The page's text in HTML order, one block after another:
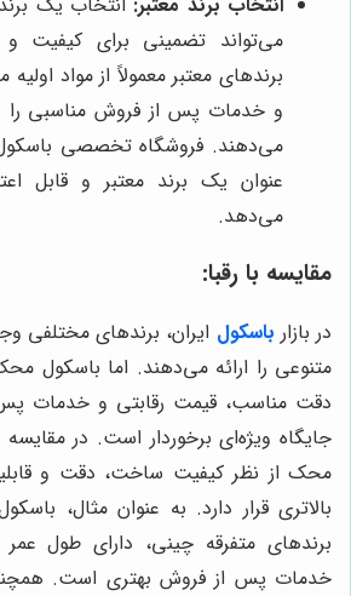
می‌تواند تضمینی برای کیفیت
برندهای معتبر معمولاً از مواد
و خدمات پس از فروش مناسبی را
می‌دهند. فروشگاه تخصصی
عنوان یک برند معتبر و قابل
می‌دهد.
مقایسه با رقبا:
در بازار باسکول ایران، برندهای مختلفی
متنوعی را ارائه می‌دهند. اما باسکول
دقت مناسب، قیمت رقابتی و خدمات پس
جایگاه ویژه‌ای برخوردار است. در
محک از نظر کیفیت ساخت، دقت و
بالاتری قرار دارد. به عنوان مثال،
برندهای متفرقه چینی، دارای طول عمر
خدمات پس از فروش بهتری است.